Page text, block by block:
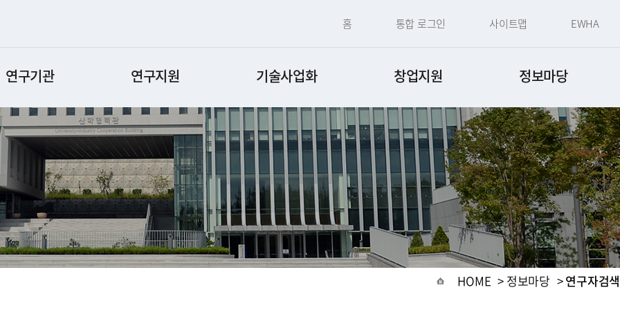
홈 통합 로그인 사이트맵 EWHA
연구기관 연구지원 기술사업화 창업지원 정보마당
HOME > 정보마당 >연구자검색